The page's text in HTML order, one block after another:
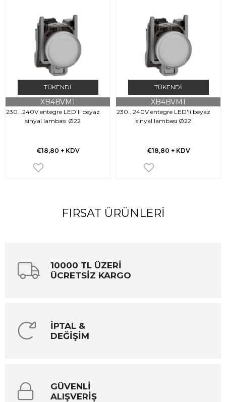
TÜKENDI
230...240V entegre LED'li beyaz
sinyal lambası Ø22
XB4BVM1
€18,80 + KDV
TÜKENDI
230...240V entegre LED'li beyaz
sinyal lambası Ø22
XB4BVM1
€18,80 + KDV
FIRSAT ÜRÜNLERI
10000 TL ÜZERİ
ÜCRETSİZ KARGO
İPTAL &
DEĞİŞİM
GÜVENLİ
ALIŞVERİŞ